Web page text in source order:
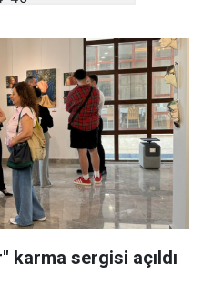
karma sergisi açıldı